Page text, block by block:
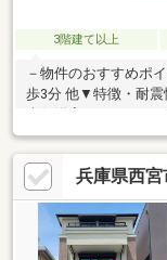
3階建て以上
－物件のおすすめポ
歩3分 他▼特徴・耐震
LDK、リビング階段
面仕様・水回りを集
後60年までの長期サ
立神原小学校 徒歩5
上の道路ではありま
━━━━━・・・物件
兵庫県西